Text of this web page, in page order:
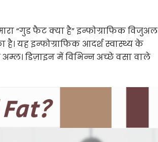
“गुड फैट क्या है” इन्फोग्राफिक विजुअल
यह इन्फोग्राफिक आदर्श स्वास्थ्य के
डिज़ाइन में विभिन्न अच्छे वसा वाले